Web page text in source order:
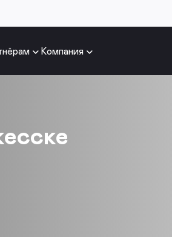
Компания